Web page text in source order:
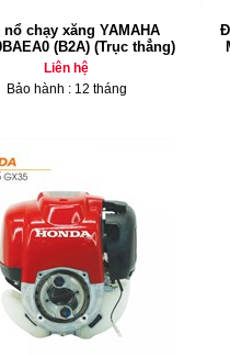
chạy xăng YAMAHA
(B2A) (Trục thẳng)
Liên hệ
Bảo hành : 12 tháng